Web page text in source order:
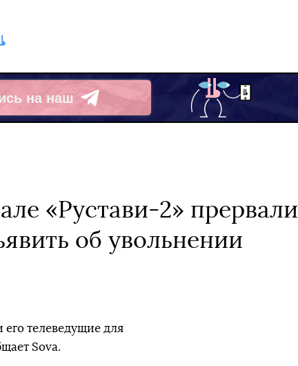
на наш
«Рустави-2» прервали
об увольнении
телеведущие для
Sova.